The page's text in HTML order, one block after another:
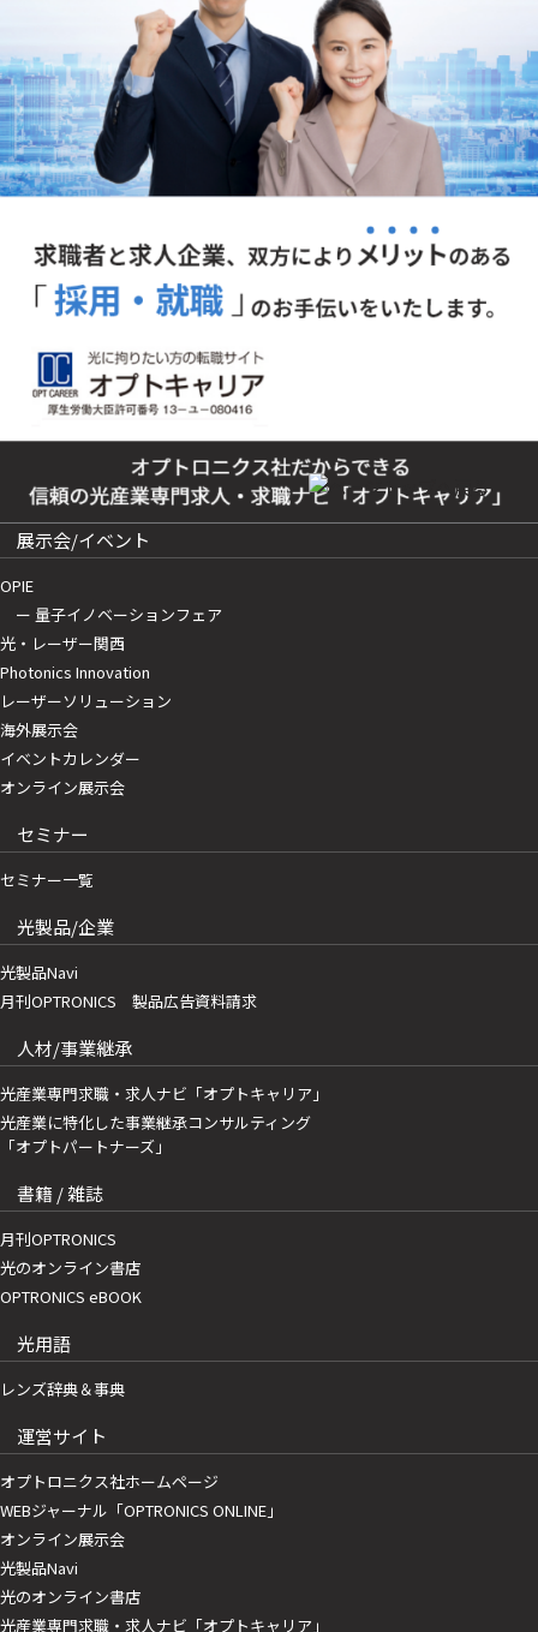
展示会/イベント
OPIE
ー 量子イノベーションフェア
光・レーザー関西
Photonics Innovation
レーザーソリューション
海外展示会
イベントカレンダー
オンライン展示会
セミナー
セミナー一覧
光製品/企業
光製品Navi
月刊OPTRONICS 製品広告資料請求
人材/事業継承
光産業専門求職・求人ナビ「オプトキャリア」
光産業に特化した事業継承コンサルティング
「オプトパートナーズ」
書籍 / 雑誌
月刊OPTRONICS
光のオンライン書店
OPTRONICS eBOOK
光用語
レンズ辞典＆事典
運営サイト
オプトロニクス社ホームページ
WEBジャーナル「OPTRONICS ONLINE」
オンライン展示会
光製品Navi
光のオンライン書店
光産業専門求職・求人ナビ「オプトキャリア」